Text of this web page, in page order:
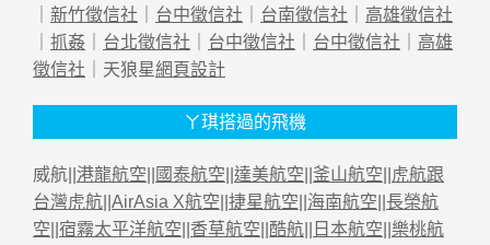
新竹徵信社 台中徵信社 台南徵信社
高雄徵信社
抓姦 台北徵信社 台中徵信社 台中徵信社
高雄
徵信社 ｜天狼星網頁設計
ㄚ琪搭過的飛機
威航|| 港龍航空 國泰航空 達美航空 釜山航空
虎航跟
台灣虎航 AirAsia X航空 捷星航空 海南航空 長榮航
空 宿霧太平洋航空 香草航空 酷航 日本航空 樂桃航